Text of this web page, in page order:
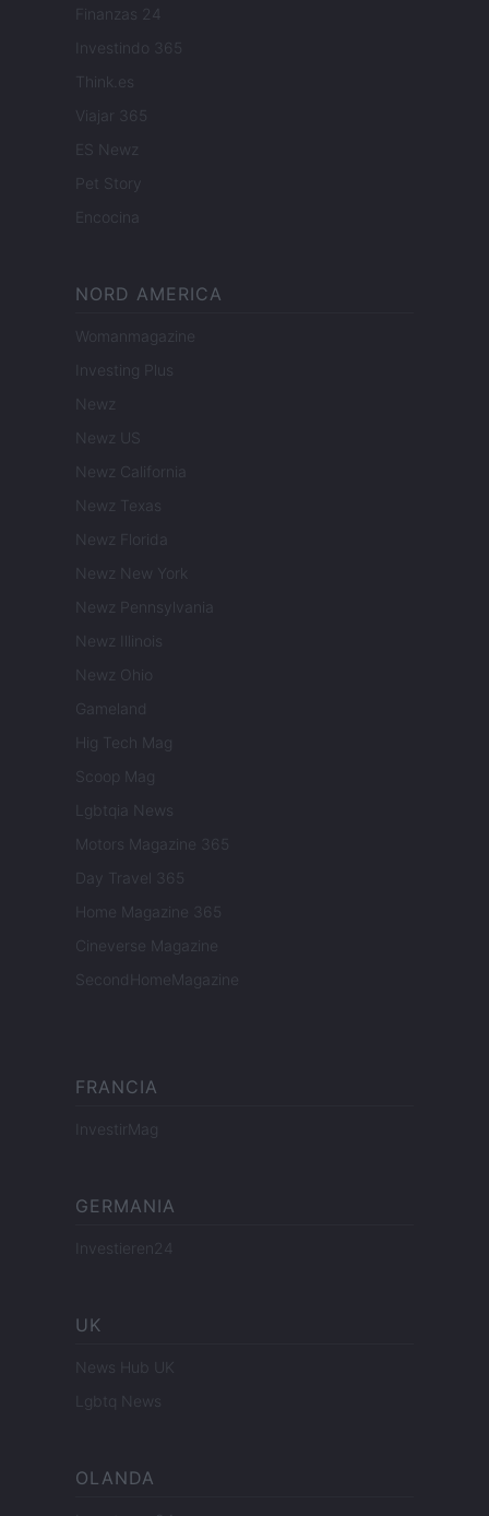
Finanzas 24
Investindo 365
Think.es
Viajar 365
ES Newz
Pet Story
Encocina
NORD AMERICA
Womanmagazine
Investing Plus
Newz
Newz US
Newz California
Newz Texas
Newz Florida
Newz New York
Newz Pennsylvania
Newz Illinois
Newz Ohio
Gameland
Hig Tech Mag
Scoop Mag
Lgbtqia News
Motors Magazine 365
Day Travel 365
Home Magazine 365
Cineverse Magazine
SecondHomeMagazine
FRANCIA
InvestirMag
GERMANIA
Investieren24
UK
News Hub UK
Lgbtq News
OLANDA